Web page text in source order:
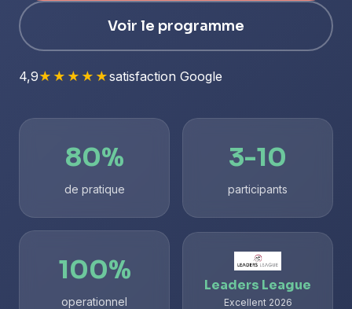
Voir le programme
4,9★★★★★satisfaction Google
80%
de pratique
3-10
participants
100%
operationnel
Leaders League
Excellent 2026